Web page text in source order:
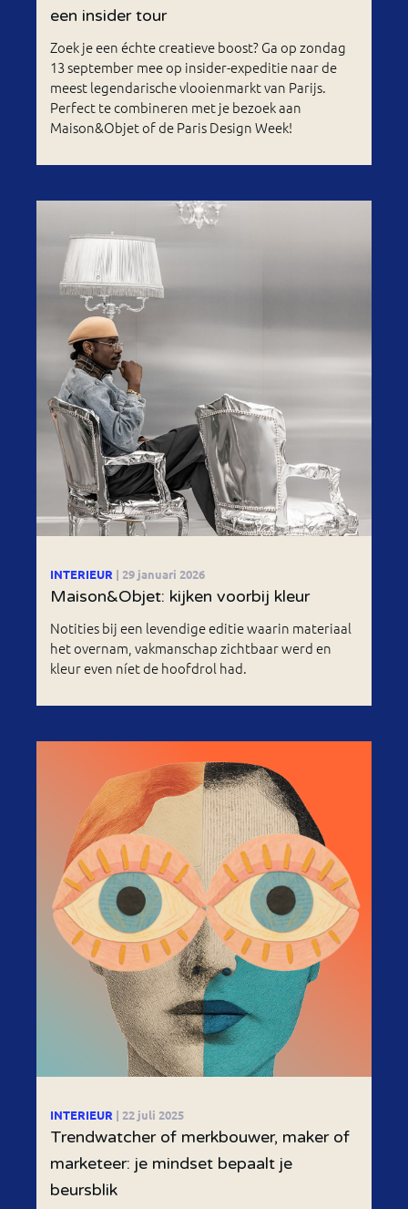
een insider tour
Zoek je een échte creatieve boost? Ga op zondag
13 september mee op insider-expeditie naar de
meest legendarische vlooienmarkt van Parijs.
Perfect te combineren met je bezoek aan
Maison&Objet of de Paris Design Week!
INTERIEUR | 29 januari 2026
Maison&Objet: kijken voorbij kleur
Notities bij een levendige editie waarin materiaal
het overnam, vakmanschap zichtbaar werd en
kleur even níet de hoofdrol had.
INTERIEUR | 22 juli 2025
Trendwatcher of merkbouwer, maker of
marketeer: je mindset bepaalt je
beursblik